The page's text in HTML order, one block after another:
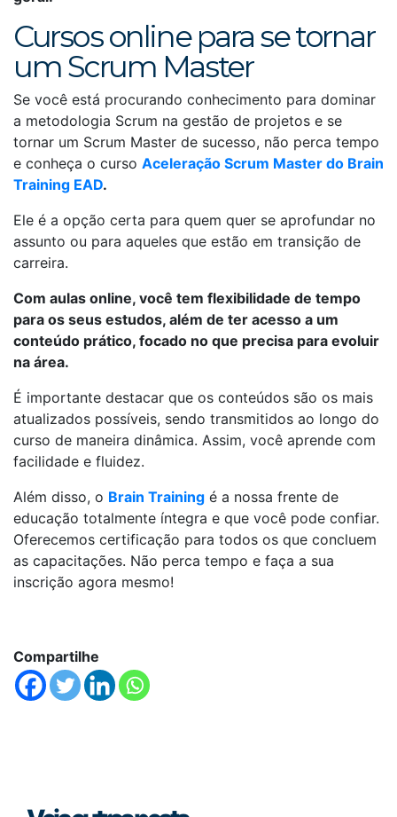
Cursos online para se tornar
um Scrum Master
Se você está procurando conhecimento para dominar
a metodologia Scrum na gestão de projetos e se
tornar um Scrum Master de sucesso, não perca tempo
e conheça o curso Aceleração Scrum Master do Brain
Training EAD.
Ele é a opção certa para quem quer se aprofundar no
assunto ou para aqueles que estão em transição de
carreira.
Com aulas online, você tem flexibilidade de tempo
para os seus estudos, além de ter acesso a um
conteúdo prático, focado no que precisa para evoluir
na área.
É importante destacar que os conteúdos são os mais
atualizados possíveis, sendo transmitidos ao longo do
curso de maneira dinâmica. Assim, você aprende com
facilidade e fluidez.
Além disso, o Brain Training é a nossa frente de
educação totalmente íntegra e que você pode confiar.
Oferecemos certificação para todos os que concluem
as capacitações. Não perca tempo e faça a sua
inscrição agora mesmo!
Compartilhe